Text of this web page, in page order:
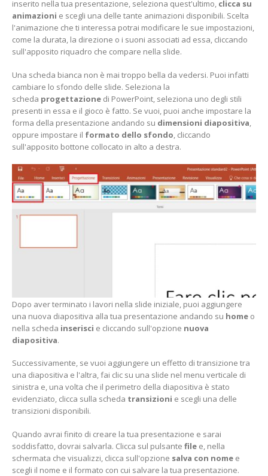
inserito nella tua presentazione, seleziona quest'ultimo, clicca su
animazioni e scegli una delle tante animazioni disponibili. Scelta
l'animazione che ti interessa potrai modificare le sue impostazioni,
come la durata, la direzione o i suoni associati ad essa, cliccando
sull'apposito riquadro che compare nella slide.
Una scheda bianca non è mai troppo bella da vedersi. Puoi infatti
cambiare lo sfondo delle slide. Seleziona la
scheda progettazione di PowerPoint, seleziona uno degli stili
presenti in essa e il gioco è fatto. Se vuoi, puoi anche impostare la
forma della presentazione andando su dimensioni diapositiva,
oppure impostare il formato dello sfondo, cliccando
sull'apposito bottone collocato in alto a destra.
Dopo aver terminato i lavori nella slide iniziale, puoi aggiungere
una nuova diapositiva alla tua presentazione andando su home o
nella scheda inserisci e cliccando sull'opzione nuova
diapositiva.
Successivamente, se vuoi aggiungere un effetto di transizione tra
una diapositiva e l'altra, fai clic su una slide nel menu verticale di
sinistra e, una volta che il perimetro della diapositiva è stato
evidenziato, clicca sulla scheda transizioni e scegli una delle
transizioni disponibili.
Quando avrai finito di creare la tua presentazione e sarai
soddisfatto, dovrai salvarla. Clicca sul pulsante file e, nella
schermata che visualizzi, clicca sull'opzione salva con nome e
scegli il nome e il formato con cui salvare la tua presentazione.